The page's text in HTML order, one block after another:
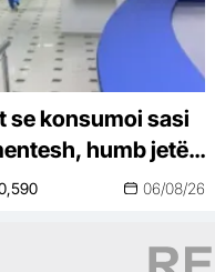
se konsumoi sasi
humb jetën
06/08/26